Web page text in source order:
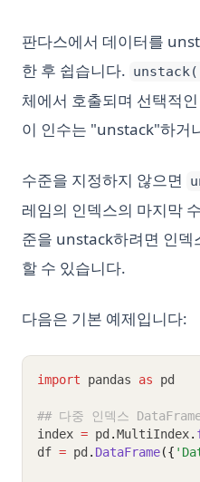
판다스에서 데이터를
한 후 쉽습니다.
체에서 호출되며 선택적
이 인수는 "unstack"하거
수준을 지정하지 않으면
레임의 인덱스의 마지막
준을 unstack하려면 인덱
할 수 있습니다.
다음은 기본 예제입니다:
import pandas as pd
## 다중 인덱스
index = pd .MultiIndex.
df = pd . DataFrame({